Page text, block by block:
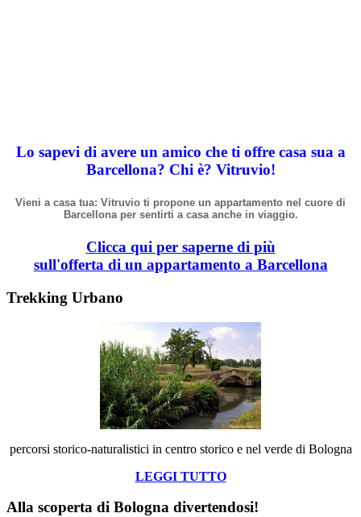
Lo sapevi di avere un amico che ti offre casa sua a
Barcellona? Chi è? Vitruvio!
Vieni a casa tua: Vitruvio ti propone un appartamento nel cuore di
Barcellona per sentirti a casa anche in viaggio.
Clicca qui per saperne di più
sull'offerta di un appartamento a Barcellona
Trekking Urbano
percorsi storico-naturalistici in centro storico e nel verde di Bologna
LEGGI TUTTO
Alla scoperta di Bologna divertendosi!